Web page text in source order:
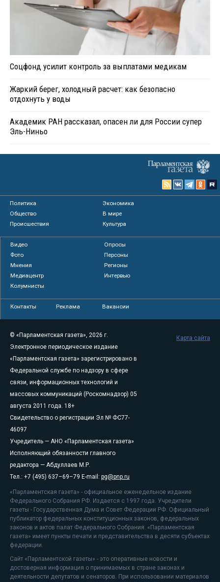
Соцфонд усилит контроль за выплатами медикам
Жаркий берег, холодный расчет: как безопасно
отдохнуть у воды
Академик РАН рассказал, опасен ли для России супер
Эль-Ниньо
Политика
Экономика
Общество
В мире
Происшествия
Культура
Видео
Опросы
Фото
Персоны
Мнения
Регионы
Медиацентр
Интервью
Колумнисты
Контакты Реклама Вакансии
© «Парламентская газета», 2026 г.
Электронное периодическое издание
«Парламентская газета» зарегистрировано в
Федеральной службе по надзору в сфере
связи, информационных технологий и
массовых коммуникаций (Роскомнадзор) 05
августа 2011 года. 18+
Свидетельство о регистрации Эл № ФС77-
46097
Учредитель — АНО «Парламентская газета»
Исполняющий обязанности главного
редактора — Абдуллаев М.Р.
Тел.: +7 (495) 637–69–79 E-mail: pg@pnp.ru
«Парламентская газета» - официальное еженедельное издание
Федерального Собрания РФ. Издается с 1997 года. Учредители
газеты - Государственная Дума и Совет Федерации РФ. Официальный
публикатор федеральных конституционных законов, федеральных
законов и актов палат Федерального Собрания. «Парламентская
газета» имеет пункты печати и представительства в десяти субъектах
федерации.
Сайт «Парламентской газеты» - это оперативные новости и
достоверная информация о принимаемых в стране законах и
деятельности депутатов и сенаторов. При использовании материалов
Карта сайта